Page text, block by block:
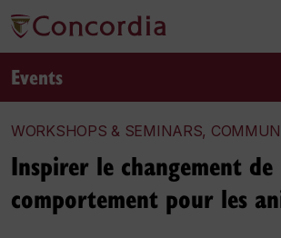
Events
WORKSHOPS & SEMINARS,
Inspirer le changement de
comportement pour les